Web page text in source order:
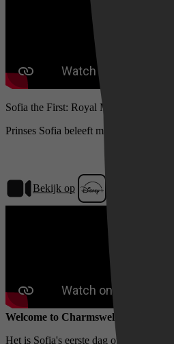
Sofia the First: Royal Magic (S01)
Prinses Sofia beleeft magische
Bekijk op
Welcome to Charmswell
Het is Sofia's eerste dag op de